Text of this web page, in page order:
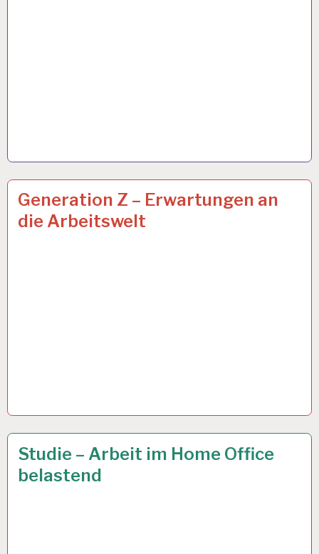
ARBEIT
UND
GESUNDHEIT…
Generation Z – Erwartungen an
die Arbeitswelt
8 OKT. 2019
AOK…
Studie – Arbeit im Home Office
belastend
25 SEP. 2019